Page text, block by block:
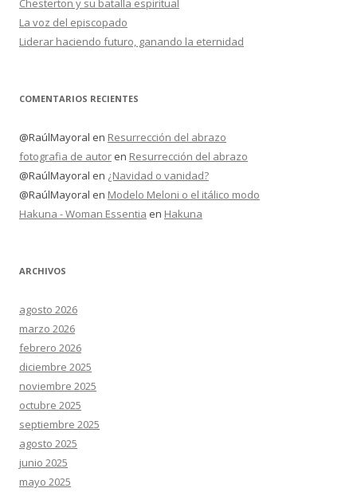
Chesterton y su batalla espiritual
La voz del episcopado
Liderar haciendo futuro, ganando la eternidad
COMENTARIOS RECIENTES
@RaúlMayoral en Resurrección del abrazo
fotografia de autor en Resurrección del abrazo
@RaúlMayoral en ¿Navidad o vanidad?
@RaúlMayoral en Modelo Meloni o el itálico modo
Hakuna - Woman Essentia en Hakuna
ARCHIVOS
agosto 2026
marzo 2026
febrero 2026
diciembre 2025
noviembre 2025
octubre 2025
septiembre 2025
agosto 2025
junio 2025
mayo 2025